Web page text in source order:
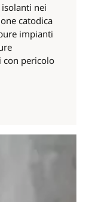
nei
catodica
impianti
con pericolo